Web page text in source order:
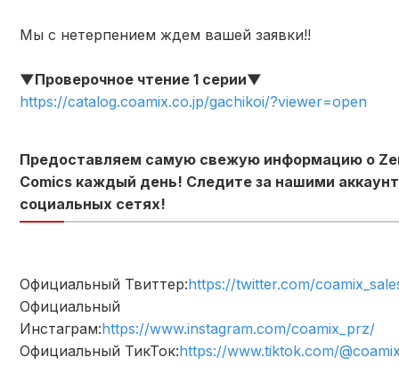
Мы с нетерпением ждем вашей заявки!!
▼Проверочное чтение 1 серии▼
https://catalog.coamix.co.jp/gachikoi/?viewer=open
Предоставляем самую свежую информацию о
Comics каждый день! Следите за нашими
социальных сетях!
Официальный Твиттер:https://twitter.com/
Официальный
Инстаграм:https://www.instagram.com/coamix_prz/
Официальный ТикТок:https://www.tiktok.com/